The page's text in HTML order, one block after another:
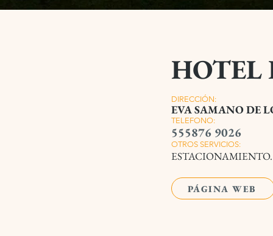
HOTEL
DIRECCIÓN:
EVA SAMANO DE
TELEFONO:
555876 9026
OTROS SERVICIOS:
ESTACIONAMIENTO.
PÁGINA WEB